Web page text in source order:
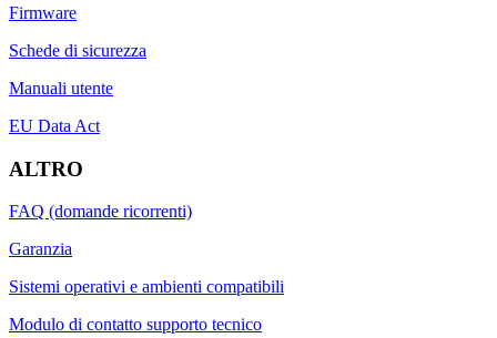
Firmware
Schede di sicurezza
Manuali utente
EU Data Act
ALTRO
FAQ (domande ricorrenti)
Garanzia
Sistemi operativi e ambienti compatibili
Modulo di contatto supporto tecnico